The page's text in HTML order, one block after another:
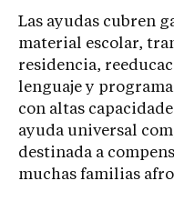
Las ayudas cubren
material escolar,
residencia,
lenguaje y
con altas
ayuda universal
destinada a
muchas familias